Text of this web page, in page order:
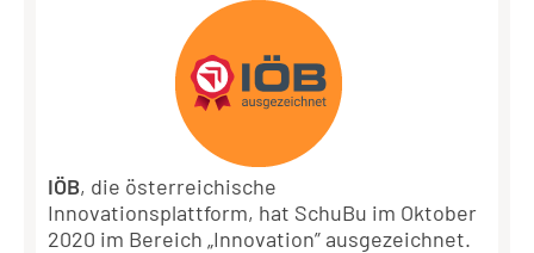
IÖB, die österreichische
Innovationsplattform, hat SchuBu im Oktober
2020 im Bereich „Innovation” ausgezeichnet.